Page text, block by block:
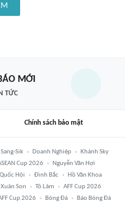
MỚI
TỨC
Chính sách bảo mật
Sik Doanh Nghiệp
Khánh Sky
Cup 2026
Nguyễn Văn Hợi
Hội Đình Bắc
Hồ Văn Khoa
Xuân Son Tô Lâm
AFF Cup 2026
Cup 2026 Bóng Đá
Báo Bóng Đá